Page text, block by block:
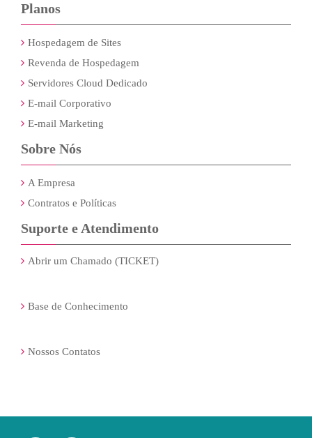
Planos
Hospedagem de Sites
Revenda de Hospedagem
Servidores Cloud Dedicado
E-mail Corporativo
E-mail Marketing
Sobre Nós
A Empresa
Contratos e Políticas
Suporte e Atendimento
Abrir um Chamado (TICKET)
Base de Conhecimento
Nossos Contatos